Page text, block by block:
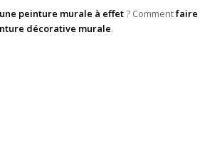
peinture murale à effet? Commentfaire
décorative murale.